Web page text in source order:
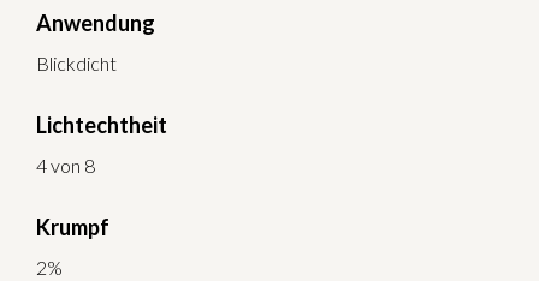
Anwendung
Blickdicht
Lichtechtheit
4 von 8
Krumpf
2%